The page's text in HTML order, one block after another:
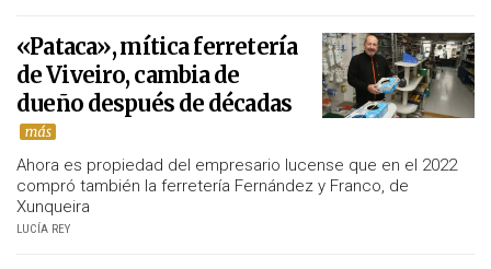
«Pataca», mítica ferretería
de Viveiro, cambia de
dueño después de décadas
Ahora es propiedad del empresario lucense que en el 2022
compró también la ferretería Fernández y Franco, de
Xunqueira
LUCÍA REY